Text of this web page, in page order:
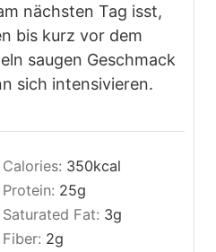
nächsten Tag isst,
bis kurz vor dem
saugen Geschmack
sich intensivieren.
Calories: 350kcal
Protein: 25g
Saturated Fat: 3g
Fiber: 2g